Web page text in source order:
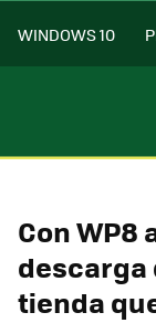
WINDOWS 10
Con WP8
descarga
tienda